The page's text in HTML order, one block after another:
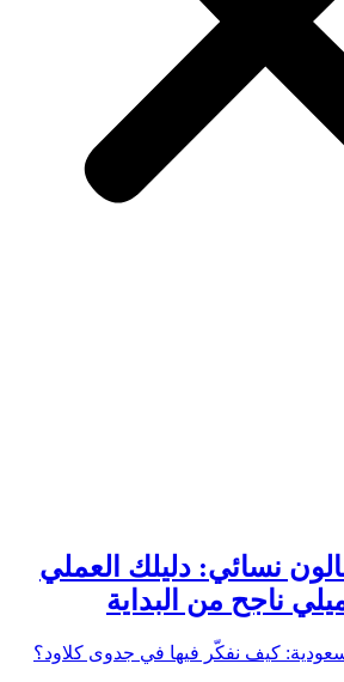
نسائي: دليلك العملي
ناجح من البداية